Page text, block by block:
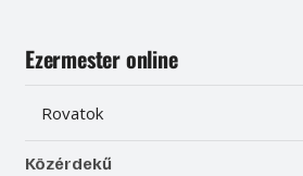
Ezermester online
Rovatok
Közérdekű